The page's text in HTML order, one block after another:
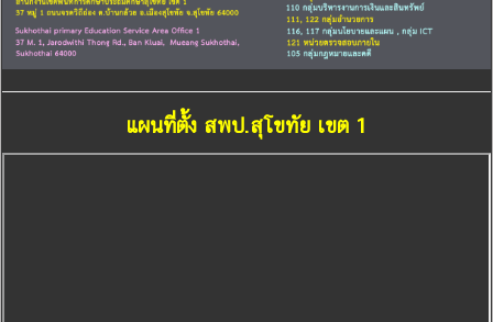
แผนที่ตั้ง สพป.สุโขทัย เขต 1